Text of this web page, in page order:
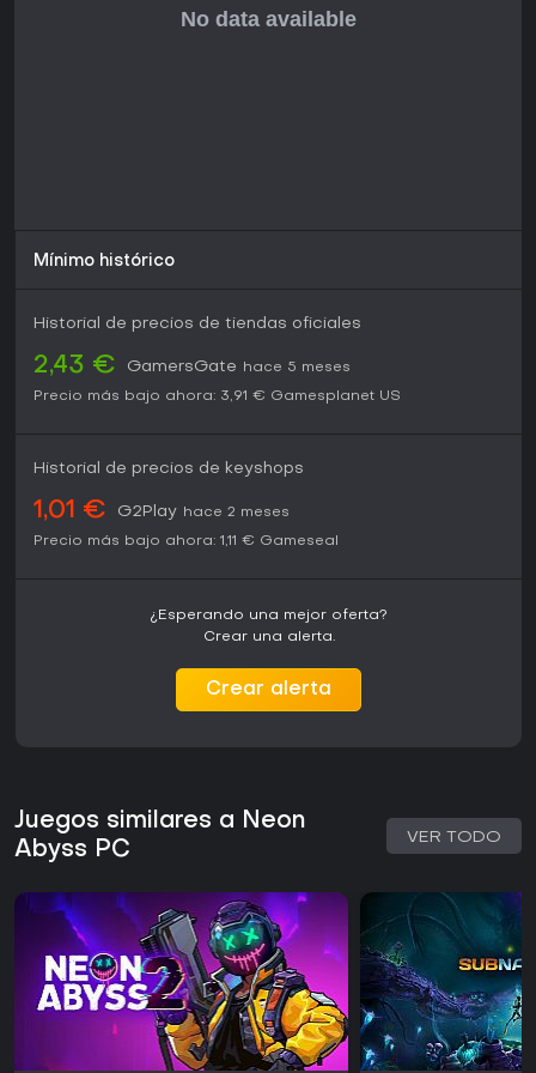
Mínimo histórico
Historial de precios de tiendas oficiales
2,43 € GamersGate
hace 5 meses
Precio más bajo ahora: 3,91 € Gamesplanet US
Historial de precios de keyshops
1,01 € G2Play hace 2 meses
Precio más bajo ahora: 1,11 € Gameseal
¿Esperando una mejor oferta?
Crear una alerta.
Crear alerta
Juegos similares a Neon
Abyss PC
VER TODO